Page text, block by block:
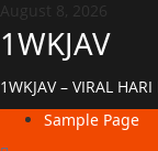
Skip
to
content
August 8, 2026
1WKJAV
1WKJAV – VIRAL HARI
PrimarySample Page